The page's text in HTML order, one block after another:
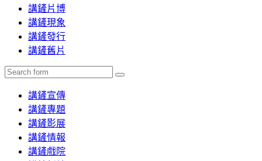
講鏟片博
講鏟現象
講鏟發行
講鏟舊片
Search
講鏟宣傳
講鏟專題
講鏟影展
講鏟情報
講鏟戲院